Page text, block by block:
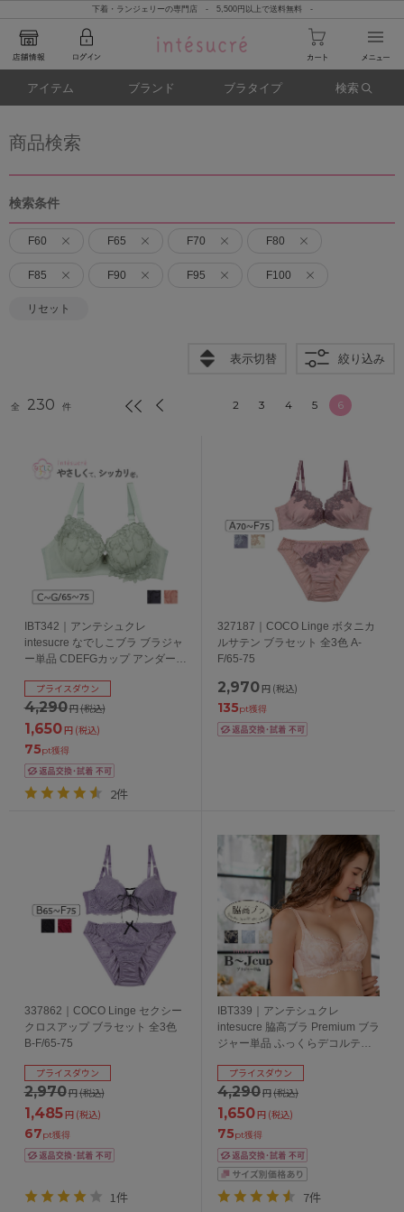
下着・ランジェリーの専門店 - 5,500円以上で送料無料 -
アイテム ブランド ブラタイプ 検索
商品検索
検索条件
F60 F65 F70 F80
F85 F90 F95 F100
リセット
表示切替 絞り込み
全 230 件 2 3 4 5 6
IBT342｜アンテシュクレ
intesucre なでしこブラ ブラジャ
ー単品 CDEFGカップ アンダー
4,290円(税込)
プライスダウン
1,650円 (税込)
75pt獲得
2件
327187｜COCO Linge ボタニカ
ルサテン ブラセット 全3色 A-
F/65-75
2,970 円 (税込)
135pt獲得
337862｜COCO Linge セクシー
クロスアップ ブラセット 全3色
B-F/65-75
2,970円(税込)
プライスダウン
1,485円 (税込)
67pt獲得
1件
IBT339｜アンテシュクレ
intesucre 脇高ブラ Premium ブラ
ジャー単品 ふっくらデコルテメ
4,290円(税込)
プライスダウン
1,650円 (税込)
75pt獲得
7件